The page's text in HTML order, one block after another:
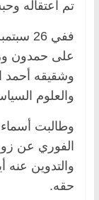
تم اعتقاله
ففي
على حمدون
وشقيقه أحمد
والعلوم
وطالبت
الفوري عن
والتدوين
حقه.